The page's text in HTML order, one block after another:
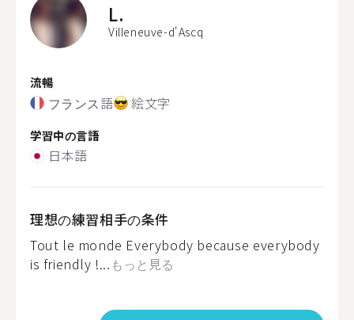
L.
Villeneuve-d'Ascq
流暢
フランス語 絵文字
学習中の言語
日本語
理想の練習相手の条件
Tout le monde Everybody because everybody
is friendly !... もっと見る